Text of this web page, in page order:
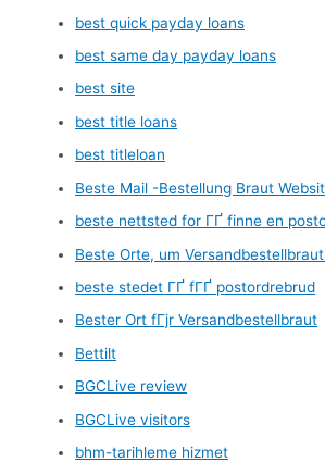
best quick payday loans
best same day payday loans
best site
best title loans
best titleloan
Beste Mail -Bestellung Braut
beste nettsted for ГҐ finne en
Beste Orte, um
beste stedet ГҐ fГҐ postordrebrud
Bester Ort fГјr Versandbestellbraut
Bettilt
BGCLive review
BGCLive visitors
bhm-tarihleme hizmet